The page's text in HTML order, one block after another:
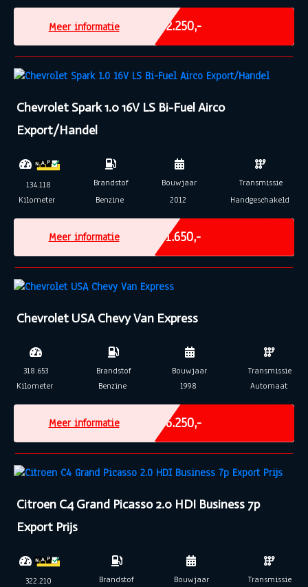
Meer informatie € 2.250,-
Chevrolet Spark 1.0 16V LS Bi-Fuel Airco
Export/Handel
134.118
Kilometer
Brandstof
Benzine
Bouwjaar
2012
Transmissie
Handgeschakeld
Meer informatie € 1.650,-
Chevrolet USA Chevy Van Express
318.653
Kilometer
Brandstof
Benzine
Bouwjaar
1998
Transmissie
Automaat
Meer informatie € 6.250,-
Citroen C4 Grand Picasso 2.0 HDI Business 7p
Export Prijs
322.210
Brandstof
Bouwjaar
Transmissie